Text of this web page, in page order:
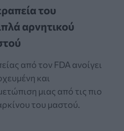
του
αρνητικού
από τον FDA ανοίγει
και
μιας από τις πιο
του μαστού.